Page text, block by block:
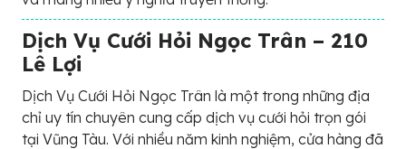
Dịch Vụ Cưới Hỏi Ngọc Trân – 210
Lê Lợi
Dịch Vụ Cưới Hỏi Ngọc Trân là một trong những địa
chỉ uy tín chuyên cung cấp dịch vụ cưới hỏi trọn gói
tại Vũng Tàu. Với nhiều năm kinh nghiệm, cửa hàng đã